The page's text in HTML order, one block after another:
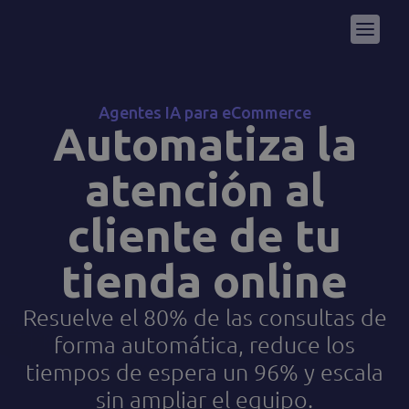
Agentes IA para eCommerce
Automatiza la
atención al
cliente de tu
tienda online
Resuelve el 80% de las consultas de
forma automática, reduce los
tiempos de espera un 96% y escala
sin ampliar el equipo.